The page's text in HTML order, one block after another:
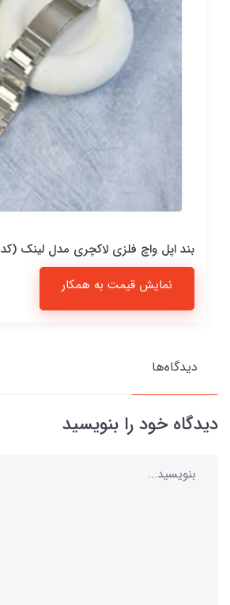
بند اپل واچ فلزی لاکچری مدل لینک (کدw5081)
نمایش قیمت به همکار
دیدگاه‌ها
دیدگاه خود را بنویسید